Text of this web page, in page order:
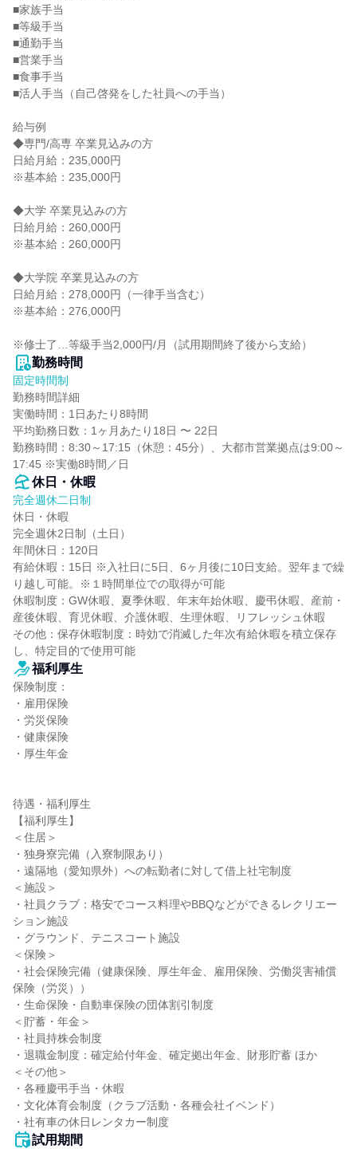
■家族手当
■等級手当
■通勤手当
■営業手当
■食事手当
■活人手当（自己啓発をした社員への手当）
給与例
◆専門/高専 卒業見込みの方
日給月給：235,000円
※基本給：235,000円
◆大学 卒業見込みの方
日給月給：260,000円
※基本給：260,000円
◆大学院 卒業見込みの方
日給月給：278,000円（一律手当含む）
※基本給：276,000円
※修士了…等級手当2,000円/月（試用期間終了後から支給）
勤務時間
固定時間制
勤務時間詳細
実働時間：1日あたり8時間
平均勤務日数：1ヶ月あたり18日 〜 22日
勤務時間：8:30～17:15（休憩：45分）、大都市営業拠点は9:00～
17:45 ※実働8時間／日
休日・休暇
完全週休二日制
休日・休暇
完全週休2日制（土日）
年間休日：120日
有給休暇：15日 ※入社日に5日、6ヶ月後に10日支給。翌年まで繰
り越し可能。※１時間単位での取得が可能
休暇制度：GW休暇、夏季休暇、年末年始休暇、慶弔休暇、産前・
産後休暇、育児休暇、介護休暇、生理休暇、リフレッシュ休暇
その他：保存休暇制度：時効で消滅した年次有給休暇を積立保存
し、特定目的で使用可能
福利厚生
保険制度：
・雇用保険
・労災保険
・健康保険
・厚生年金
待遇・福利厚生
【福利厚生】
＜住居＞
・独身寮完備（入寮制限あり）
・遠隔地（愛知県外）への転勤者に対して借上社宅制度
＜施設＞
・社員クラブ：格安でコース料理やBBQなどができるレクリエー
ション施設
・グラウンド、テニスコート施設
＜保険＞
・社会保険完備（健康保険、厚生年金、雇用保険、労働災害補償
保険（労災））
・生命保険・自動車保険の団体割引制度
＜貯蓄・年金＞
・社員持株会制度
・退職金制度：確定給付年金、確定拠出年金、財形貯蓄 ほか
＜その他＞
・各種慶弔手当・休暇
・文化体育会制度（クラブ活動・各種会社イベンド）
・社有車の休日レンタカー制度
試用期間